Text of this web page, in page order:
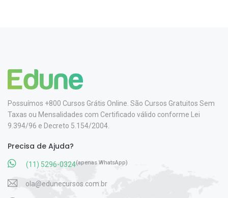
Possuímos +800 Cursos Grátis Online. São Cursos Gratuitos Sem
Taxas ou Mensalidades com Certificado válido conforme Lei
9.394/96 e Decreto 5.154/2004.
Precisa de Ajuda?
(11) 5296-0324(apenas WhatsApp)
ola@edunecursos.com.br